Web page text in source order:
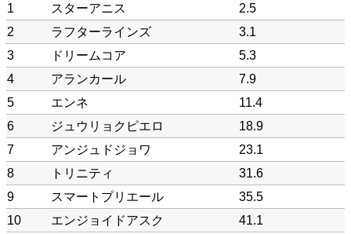
1
スターアニス
2.5
2
ラフターラインズ
3.1
3
ドリームコア
5.3
4
アランカール
7.9
5
エンネ
11.4
6
ジュウリョクピエロ
18.9
7
アンジュドジョワ
23.1
8
トリニティ
31.6
9
スマートプリエール
35.5
10
エンジョイドアスク
41.1